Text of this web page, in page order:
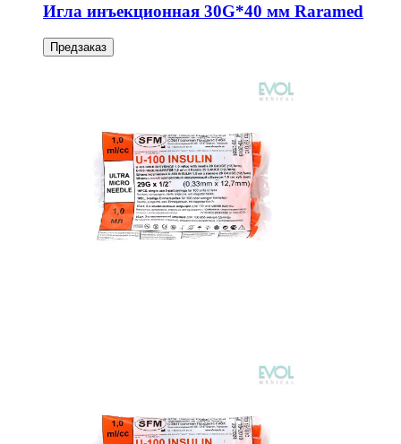
Игла инъекционная 30G*40 мм Raramed
Предзаказ